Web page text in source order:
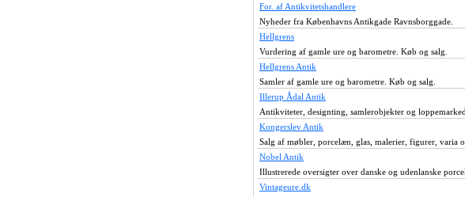
For. af Antikvitetshandlere
Nyheder fra Københavns Antikgade Ravnsborggade.
Hellgrens
Vurdering af gamle ure og barometre. Køb og salg.
Hellgrens Antik
Samler af gamle ure og barometre. Køb og salg.
Illerup Ådal Antik
Antikviteter, designting, samlerobjekter og
Kongerslev Antik
Salg af møbler, porcelæn, glas, malerier, figurer, varia
Nobel Antik
Illustrerede oversigter over danske og udenlanske
Vintageure.dk